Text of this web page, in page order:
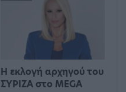
Η εκλογή αρχηγού του
ΣΥΡΙΖΑ στο MEGA